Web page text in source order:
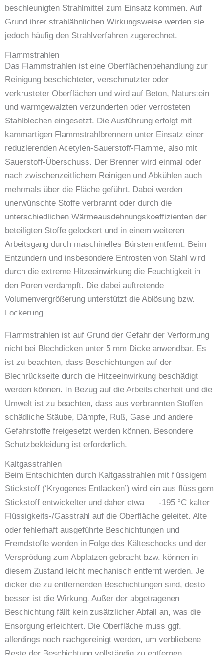
beschleunigten Strahlmittel zum Einsatz kommen. Auf
Grund ihrer strahlähnlichen Wirkungsweise werden sie
jedoch häufig den Strahlverfahren zugerechnet.
Flammstrahlen
Das Flammstrahlen ist eine Oberflächenbehandlung zur
Reinigung beschichteter, verschmutzter oder
verkrusteter Oberflächen und wird auf Beton, Naturstein
und warmgewalzten verzunderten oder verrosteten
Stahlblechen eingesetzt. Die Ausführung erfolgt mit
kammartigen Flammstrahlbrennern unter Einsatz einer
reduzierenden Acetylen-Sauerstoff-Flamme, also mit
Sauerstoff-Überschuss. Der Brenner wird einmal oder
nach zwischenzeitlichem Reinigen und Abkühlen auch
mehrmals über die Fläche geführt. Dabei werden
unerwünschte Stoffe verbrannt oder durch die
unterschiedlichen Wärmeausdehnungskoeffizienten der
beteiligten Stoffe gelockert und in einem weiteren
Arbeitsgang durch maschinelles Bürsten entfernt. Beim
Entzundern und insbesondere Entrosten von Stahl wird
durch die extreme Hitzeeinwirkung die Feuchtigkeit in
den Poren verdampft. Die dabei auftretende
Volumenvergrößerung unterstützt die Ablösung bzw.
Lockerung.
Flammstrahlen ist auf Grund der Gefahr der Verformung
nicht bei Blechdicken unter 5 mm Dicke anwendbar. Es
ist zu beachten, dass Beschichtungen auf der
Blechrückseite durch die Hitzeeinwirkung beschädigt
werden können. In Bezug auf die Arbeitsicherheit und die
Umwelt ist zu beachten, dass aus verbrannten Stoffen
schädliche Stäube, Dämpfe, Ruß, Gase und andere
Gefahrstoffe freigesetzt werden können. Besondere
Schutzbekleidung ist erforderlich.
Kaltgasstrahlen
Beim Entschichten durch Kaltgasstrahlen mit flüssigem
Stickstoff (‘Kryogenes Entlacken’) wird ein aus flüssigem
Stickstoff entwickelter und daher etwa -195 °C kalter
Flüssigkeits-/Gasstrahl auf die Oberfläche geleitet. Alte
oder fehlerhaft ausgeführte Beschichtungen und
Fremdstoffe werden in Folge des Kälteschocks und der
Versprödung zum Abplatzen gebracht bzw. können in
diesem Zustand leicht mechanisch entfernt werden. Je
dicker die zu entfernenden Beschichtungen sind, desto
besser ist die Wirkung. Außer der abgetragenen
Beschichtung fällt kein zusätzlicher Abfall an, was die
Ensorgung erleichtert. Die Oberfläche muss ggf.
allerdings noch nachgereinigt werden, um verbliebene